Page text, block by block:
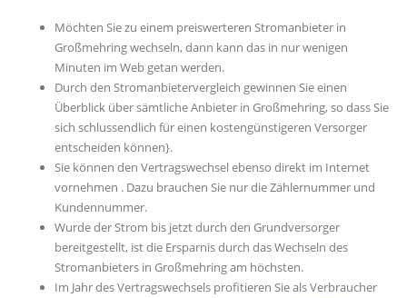
Möchten Sie zu einem preiswerteren Stromanbieter in
Großmehring wechseln, dann kann das in nur wenigen
Minuten im Web getan werden.
Durch den Stromanbietervergleich gewinnen Sie einen
Überblick über sämtliche Anbieter in Großmehring, so dass Sie
sich schlussendlich für einen kostengünstigeren Versorger
entscheiden können}.
Sie können den Vertragswechsel ebenso direkt im Internet
vornehmen . Dazu brauchen Sie nur die Zählernummer und
Kundennummer.
Wurde der Strom bis jetzt durch den Grundversorger
bereitgestellt, ist die Ersparnis durch das Wechseln des
Stromanbieters in Großmehring am höchsten.
Im Jahr des Vertragswechsels profitieren Sie als Verbraucher